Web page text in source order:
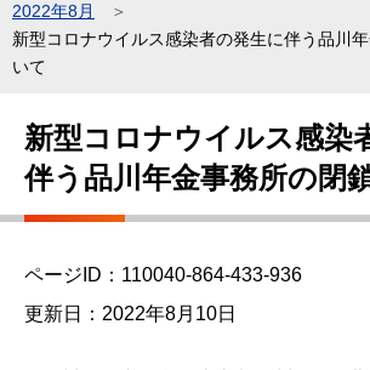
頭
で
す
2022年8月
新型コロナウイルス感染者の発生に伴う品川
いて
新型コロナウイルス感染
伴う品川年金事務所の閉
ページID：110040-864-433-936
更新日：2022年8月10日